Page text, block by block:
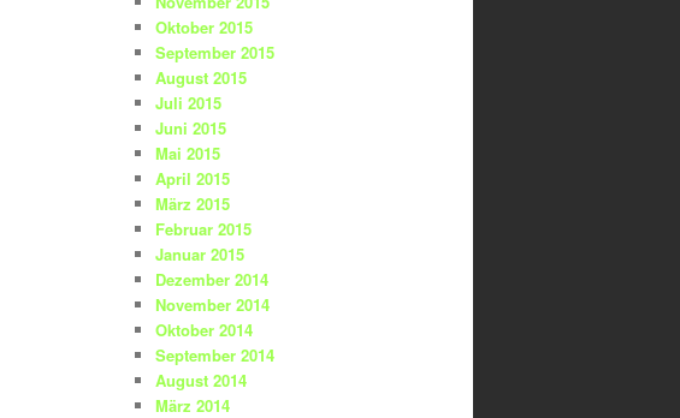
Oktober 2015
September 2015
August 2015
Juli 2015
Juni 2015
Mai 2015
April 2015
März 2015
Februar 2015
Januar 2015
Dezember 2014
November 2014
Oktober 2014
September 2014
August 2014
März 2014